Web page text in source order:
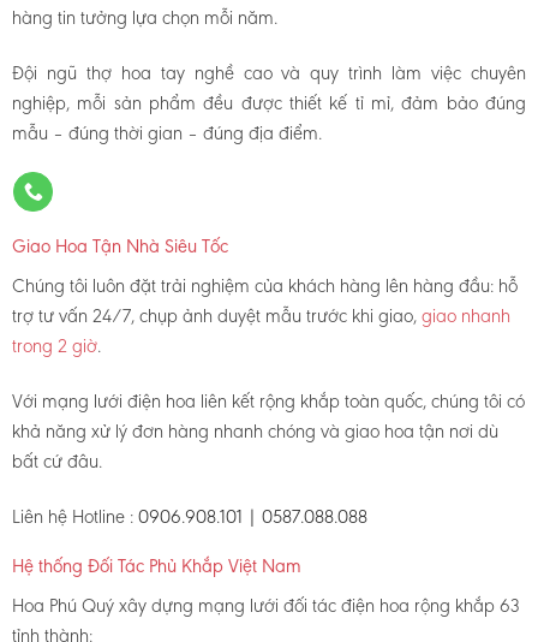
hàng tin tưởng lựa chọn mỗi năm.
Đội ngũ thợ hoa tay nghề cao và quy trình làm việc chuyên
nghiệp, mỗi sản phẩm đều được thiết kế tỉ mỉ, đảm bảo đúng
mẫu – đúng thời gian – đúng địa điểm.
Giao Hoa Tận Nhà Siêu Tốc
Chúng tôi luôn đặt trải nghiệm của khách hàng lên hàng đầu: hỗ
trợ tư vấn 24/7, chụp ảnh duyệt mẫu trước khi giao,giao nhanh
trong 2 giờ.
Với mạng lưới điện hoa liên kết rộng khắp toàn quốc, chúng tôi có
khả năng xử lý đơn hàng nhanh chóng và giao hoa tận nơi dù
bất cứ đâu.
Liên hệ Hotline : 0906.908.101 | 0587.088.088
Hệ thống Đối Tác Phủ Khắp Việt Nam
Hoa Phú Quý xây dựng mạng lưới đối tác điện hoa rộng khắp 63
tỉnh thành: